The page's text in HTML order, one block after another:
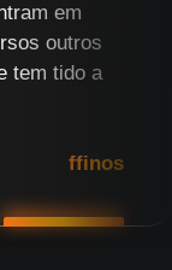
em
outros
tem tido a
ffinos